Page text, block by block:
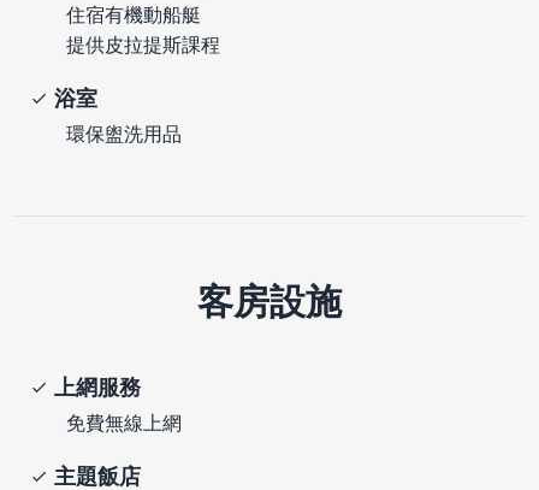
住宿有機動船艇
提供皮拉提斯課程
浴室
環保盥洗用品
客房設施
上網服務
免費無線上網
主題飯店